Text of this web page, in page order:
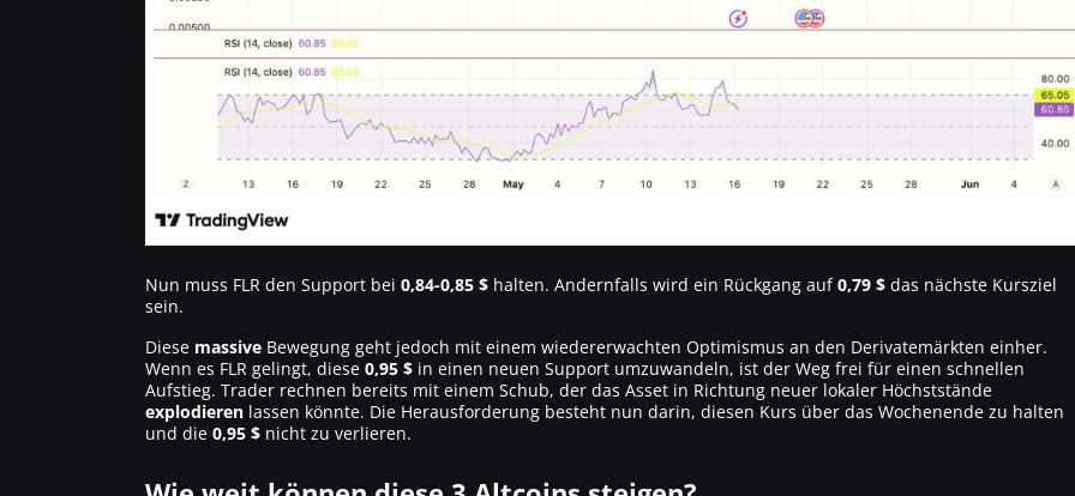
Nun muss FLR den Support bei 0,84-0,85 $ halten. Andernfalls wird ein Rückgang auf0,79 $ das nächste Kursziel
sein.
Diese massive Bewegung geht jedoch mit einem wiedererwachten Optimismus an den Derivatemärkten einher.
Wenn es FLR gelingt, diese 0,95 $ in einen neuen Support umzuwandeln, ist der Weg frei für einen schnellen
Aufstieg. Trader rechnen bereits mit einem Schub, der das Asset in Richtung neuer lokaler Höchststände
explodieren lassen könnte. Die Herausforderung besteht nun darin, diesen Kurs über das Wochenende zu halten
und die 0,95 $ nicht zu verlieren.